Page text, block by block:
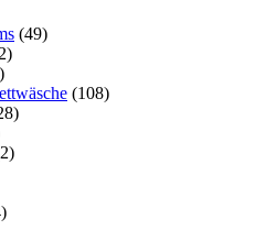
(49)
(108)